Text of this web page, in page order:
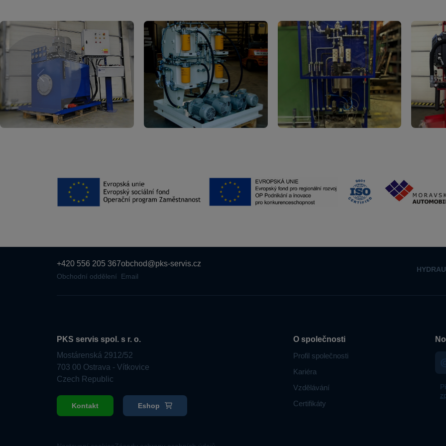
Previous
+420 556 205 367
Obchodní oddělení
obchod@pks-servis.cz
Email
PKS servis spol. s r. o.
Mostárenská 2912/52
703 00 Ostrava - Vítkovice
Czech Republic
Kontakt Eshop
O společnosti
Profil společnosti
Kariéra
Vzdělávání
Certifikáty